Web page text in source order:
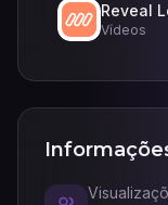
Reveal
Vídeos